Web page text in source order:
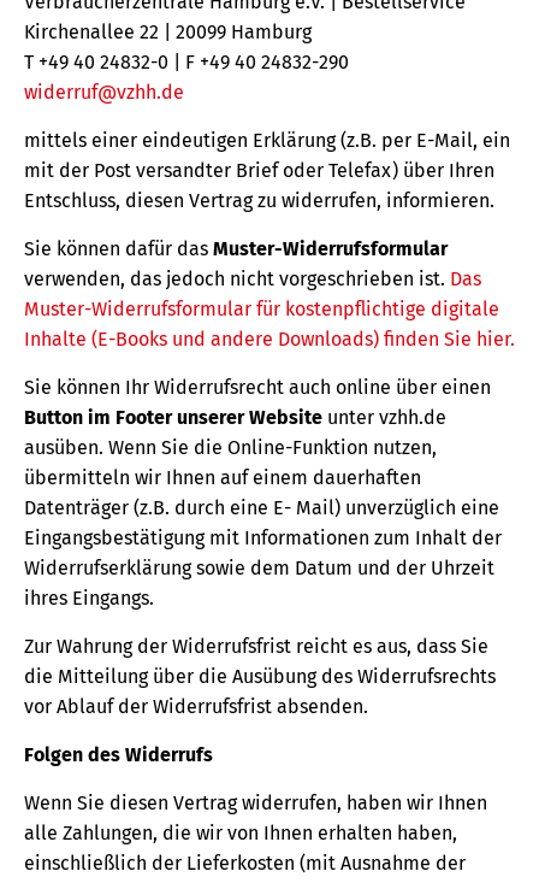
Kirchenallee 22 | 20099 Hamburg
T +49 40 24832-0 | F +49 40 24832-290
widerruf@vzhh.de
mittels einer eindeutigen Erklärung (z.B. per E-Mail, ein
mit der Post versandter Brief oder Telefax) über Ihren
Entschluss, diesen Vertrag zu widerrufen, informieren.
Sie können dafür das Muster-Widerrufsformular
verwenden, das jedoch nicht vorgeschrieben ist. Das
Muster-Widerrufsformular für kostenpflichtige digitale
Inhalte (E-Books und andere Downloads) finden Sie hier.
Sie können Ihr Widerrufsrecht auch online über einen
Button im Footer unserer Website unter vzhh.de
ausüben. Wenn Sie die Online-Funktion nutzen,
übermitteln wir Ihnen auf einem dauerhaften
Datenträger (z.B. durch eine E- Mail) unverzüglich eine
Eingangsbestätigung mit Informationen zum Inhalt der
Widerrufserklärung sowie dem Datum und der Uhrzeit
ihres Eingangs.
Zur Wahrung der Widerrufsfrist reicht es aus, dass Sie
die Mitteilung über die Ausübung des Widerrufsrechts
vor Ablauf der Widerrufsfrist absenden.
Folgen des Widerrufs
Wenn Sie diesen Vertrag widerrufen, haben wir Ihnen
alle Zahlungen, die wir von Ihnen erhalten haben,
einschließlich der Lieferkosten (mit Ausnahme der